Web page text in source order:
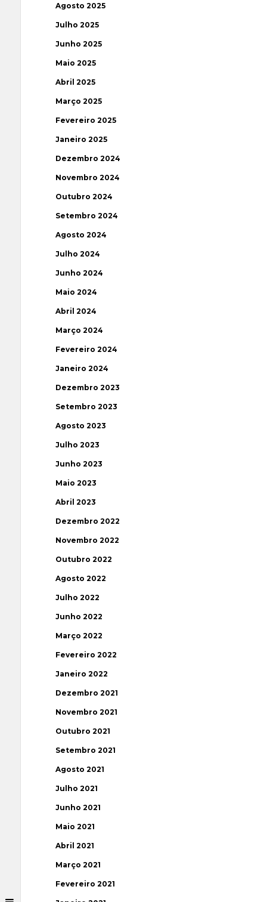
Agosto 2025
Julho 2025
Junho 2025
Maio 2025
Abril 2025
Março 2025
Fevereiro 2025
Janeiro 2025
Dezembro 2024
Novembro 2024
Outubro 2024
Setembro 2024
Agosto 2024
Julho 2024
Junho 2024
Maio 2024
Abril 2024
Março 2024
Fevereiro 2024
Janeiro 2024
Dezembro 2023
Setembro 2023
Agosto 2023
Julho 2023
Junho 2023
Maio 2023
Abril 2023
Dezembro 2022
Novembro 2022
Outubro 2022
Agosto 2022
Julho 2022
Junho 2022
Março 2022
Fevereiro 2022
Janeiro 2022
Dezembro 2021
Novembro 2021
Outubro 2021
Setembro 2021
Agosto 2021
Julho 2021
Junho 2021
Maio 2021
Abril 2021
Março 2021
Fevereiro 2021